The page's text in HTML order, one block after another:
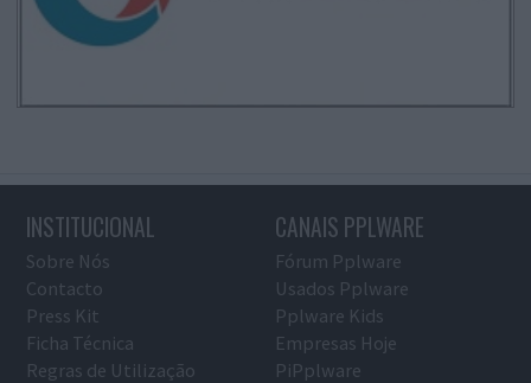
INSTITUCIONAL
Sobre Nós
Contacto
Press Kit
Ficha Técnica
Regras de Utilização
CANAIS PPLWARE
Fórum Pplware
Usados Pplware
Pplware Kids
Empresas Hoje
PiPplware